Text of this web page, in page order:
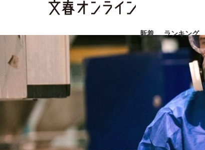
新着 ランキング
スクープ
おすす
#藤田晋
#玉木雄